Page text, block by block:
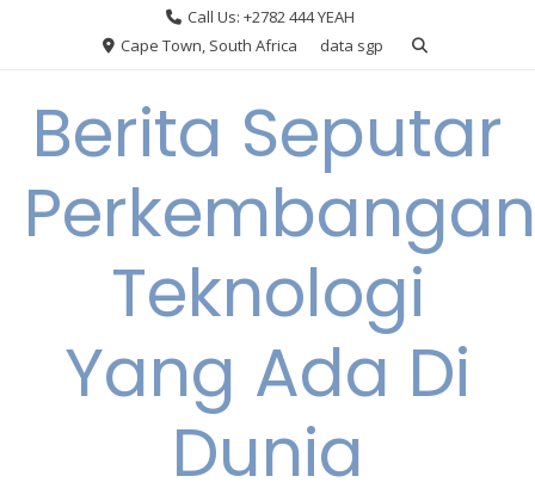
Call Us: +2782 444 YEAH
Cape Town, South Africa
data sgp
Berita Seputar
Perkembangan
Teknologi
Yang Ada Di
Dunia